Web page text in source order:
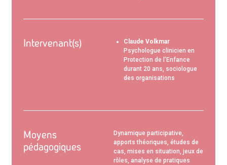
Intervenant(s)
Claude Volkmar
Psychologue clinicien en
Protection de l’Enfance
durant 20 ans, sociologue
des organisations
Moyens
pédagogiques
Dynamique participative,
apports théoriques, études de
cas, mises en situation, jeux de
rôles, analyse de pratiques